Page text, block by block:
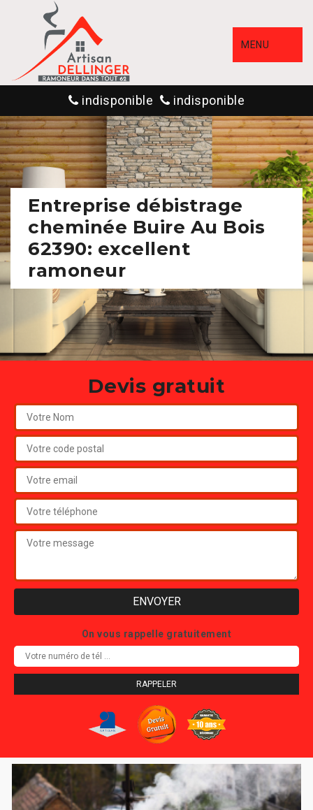
MENU
indisponible indisponible
Entreprise débistrage
cheminée Buire Au Bois
62390: excellent
ramoneur
Devis gratuit
On vous rappelle gratuitement